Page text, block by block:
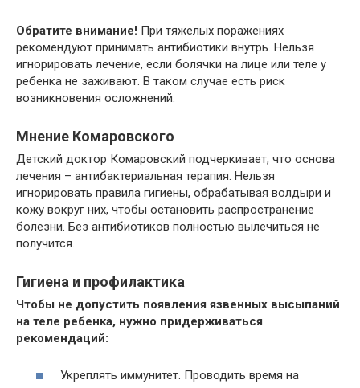
Обратите внимание! При тяжелых поражениях
рекомендуют принимать антибиотики внутрь. Нельзя
игнорировать лечение, если болячки на лице или теле у
ребенка не заживают. В таком случае есть риск
возникновения осложнений.
Мнение Комаровского
Детский доктор Комаровский подчеркивает, что основа
лечения – антибактериальная терапия. Нельзя
игнорировать правила гигиены, обрабатывая волдыри и
кожу вокруг них, чтобы остановить распространение
болезни. Без антибиотиков полностью вылечиться не
получится.
Гигиена и профилактика
Чтобы не допустить появления язвенных высыпаний
на теле ребенка, нужно придерживаться
рекомендаций:
Укреплять иммунитет. Проводить время на